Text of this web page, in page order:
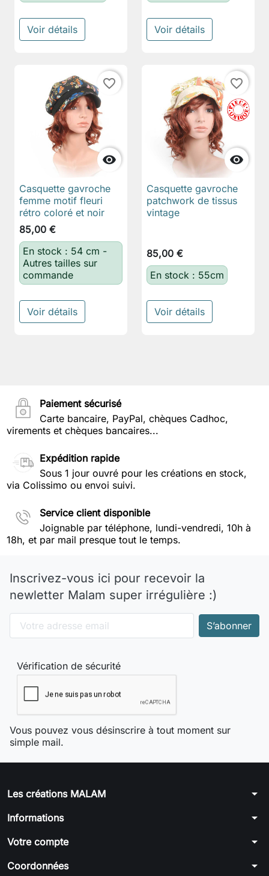
Voir détails Voir détails

favorite_border
Casquette gavroche
femme motif fleuri
rétro coloré et noir
85,00 €
En stock : 54 cm -
Autres tailles sur
commande
Voir détails

favorite_border
Casquette gavroche
patchwork de tissus
vintage
85,00 €
En stock : 55cm
Voir détails
Paiement sécurisé
Carte bancaire, PayPal, chèques Cadhoc,
virements et chèques bancaires...
Expédition rapide
Sous 1 jour ouvré pour les créations en stock,
via Colissimo ou envoi suivi.
Service client disponible
Joignable par téléphone, lundi-vendredi, 10h à
18h, et par mail presque tout le temps.
Inscrivez-vous ici pour recevoir la
newletter Malam super irrégulière :)
Vérification de sécurité
Vous pouvez vous désinscrire à tout moment sur
simple mail.
Les créations MALAM arrow_drop_down
Informations arrow_drop_down
Votre compte arrow_drop_down
Coordonnées arrow_drop_down